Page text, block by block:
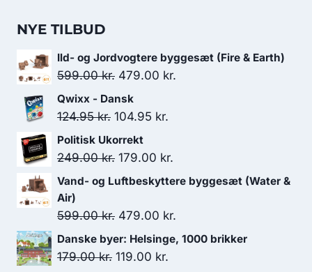
NYE TILBUD
Ild- og Jordvogtere byggesæt (Fire & Earth)
599.00kr. Den
oprindelige
pris
599.00 kr..
479.00 kr.
Qwixx - Dansk
124.95kr. Den
oprindelige
pris
124.95 kr..
104.95 kr.
pris
104.95 kr..
Politisk Ukorrekt
249.00kr. Den
oprindelige
var:
249.00 kr..
179.00 kr.
aktuelle
er:
179.00 kr..
Vand- og Luftbeskyttere byggesæt (Water &
Air)
599.00kr. Den
oprindelige
pris
479.00 kr.
aktuelle
Danske byer: Helsinge, 1000 brikker
179.00kr. Den
119.00 kr.